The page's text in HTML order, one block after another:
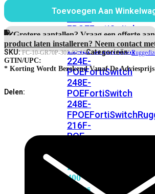
FortiSwitch
224D-
FPOEFortiSwitch
248D FortiSwitch
224EFortiswitch
224E-
POEFortiSwitch
248E-
POEFortiSwitch
248E-
FPOE
216F-
POE
FortiSwitch
400
Series
Jaar
Secure
RMA
Service
aantal
Toevoegen Aan
Grotere aantallen? Vraag een offerte
product laten installeren? Neem contact
SKU:FC-10-GR70P-301-02-12Categorieën:
GTIN/UPC:
* Korting Wordt Berekend Vanaf De
Delen: